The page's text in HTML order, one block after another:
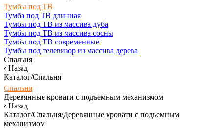
Тумбы под ТВ
Тумба под ТВ длинная
Тумбы под ТВ из массива дуба
Тумбы под ТВ из массива сосны
Тумбы под ТВ современные
Тумбы под телевизор из массива дерева
Спальня
Назад
Каталог/Спальня
Спальня
Деревянные кровати с подъемным механизмом
Назад
Каталог/Спальня/Деревянные кровати с подъемным
механизмом